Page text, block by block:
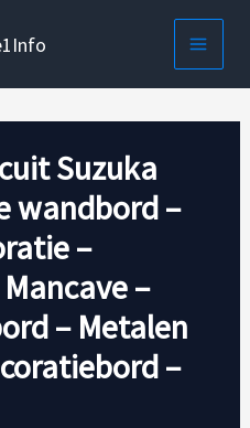
Suzuka
wandbord –
–
–
– Metalen
–